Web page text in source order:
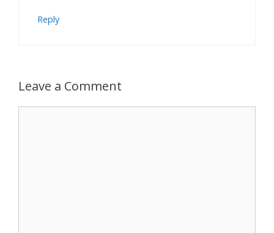
Reply
Leave a Comment